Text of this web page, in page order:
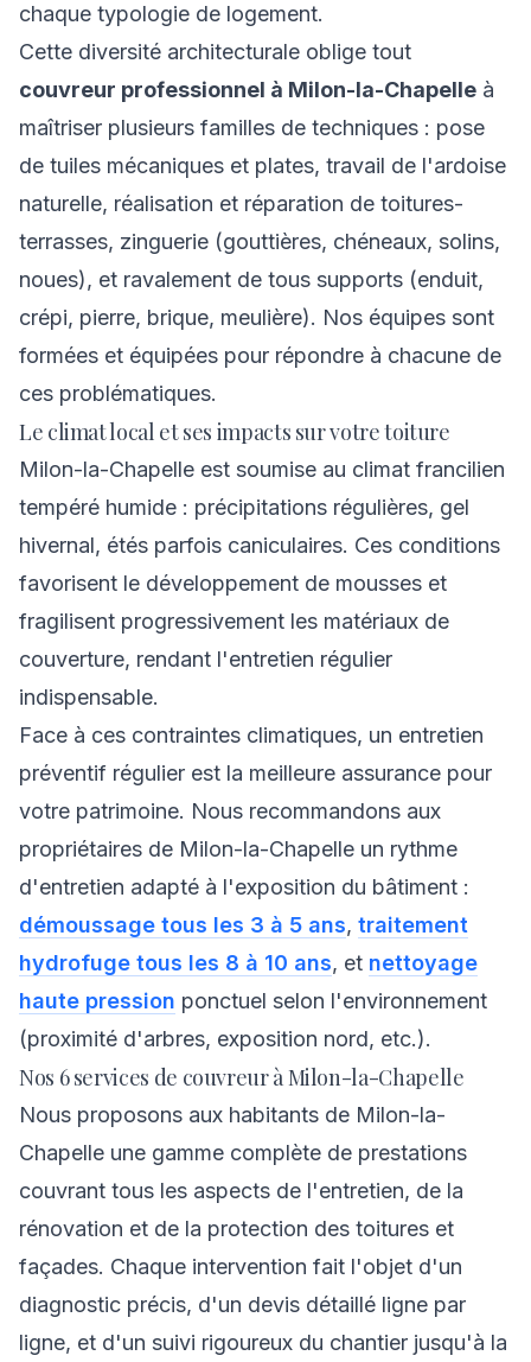
chaque typologie de logement.
Cette diversité architecturale oblige tout
couvreur professionnel à Milon-la-Chapelle à
maîtriser plusieurs familles de techniques : pose
de tuiles mécaniques et plates, travail de l'ardoise
naturelle, réalisation et réparation de toitures-
terrasses, zinguerie (gouttières, chéneaux, solins,
noues), et ravalement de tous supports (enduit,
crépi, pierre, brique, meulière). Nos équipes sont
formées et équipées pour répondre à chacune de
ces problématiques.
Le climat local et ses impacts sur votre toiture
Milon-la-Chapelle est soumise au climat francilien
tempéré humide : précipitations régulières, gel
hivernal, étés parfois caniculaires. Ces conditions
favorisent le développement de mousses et
fragilisent progressivement les matériaux de
couverture, rendant l'entretien régulier
indispensable.
Face à ces contraintes climatiques, un entretien
préventif régulier est la meilleure assurance pour
votre patrimoine. Nous recommandons aux
propriétaires de Milon-la-Chapelle un rythme
d'entretien adapté à l'exposition du bâtiment :
démoussage tous les 3 à 5 ans, traitement
hydrofuge tous les 8 à 10 ans, et nettoyage
haute pression ponctuel selon l'environnement
(proximité d'arbres, exposition nord, etc.).
Nos 6 services de couvreur à Milon-la-Chapelle
Nous proposons aux habitants de Milon-la-
Chapelle une gamme complète de prestations
couvrant tous les aspects de l'entretien, de la
rénovation et de la protection des toitures et
façades. Chaque intervention fait l'objet d'un
diagnostic précis, d'un devis détaillé ligne par
ligne, et d'un suivi rigoureux du chantier jusqu'à la